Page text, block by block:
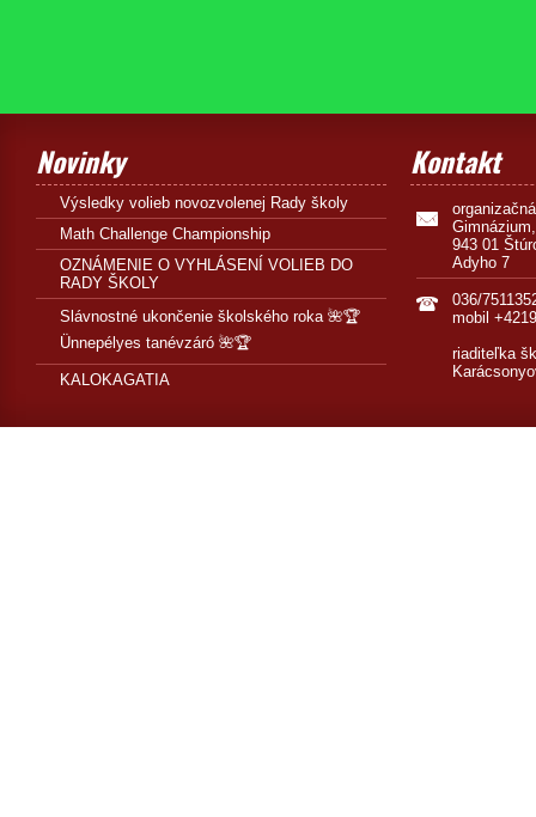
Novinky
Výsledky volieb novozvolenej Rady školy
Math Challenge Championship
OZNÁMENIE O VYHLÁSENÍ VOLIEB DO
RADY ŠKOLY
Slávnostné ukončenie školského roka 🌺🏆
Ünnepélyes tanévzáró 🌺🏆
KALOKAGATIA
Kontakt
943 01
Adyho 7
036/
mobil
riaditeľka